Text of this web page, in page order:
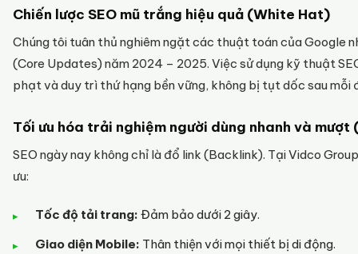
Chiến lược SEO mũ trắng hiệu quả (White Hat)
Chúng tôi tuân thủ nghiêm ngặt các thuật toán của Google
(Core Updates) năm 2024 – 2025. Việc sử dụng kỹ thuật
phạt và duy trì thứ hạng bền vững, không bị tụt dốc sau mỗi
Tối ưu hóa trải nghiệm người dùng nhanh và mượt
SEO ngày nay không chỉ là đổ link (Backlink). Tại Vidco
ưu:
Tốc độ tải trang: Đảm bảo dưới 2 giây.
Giao diện Mobile: Thân thiện với mọi thiết bị di động.